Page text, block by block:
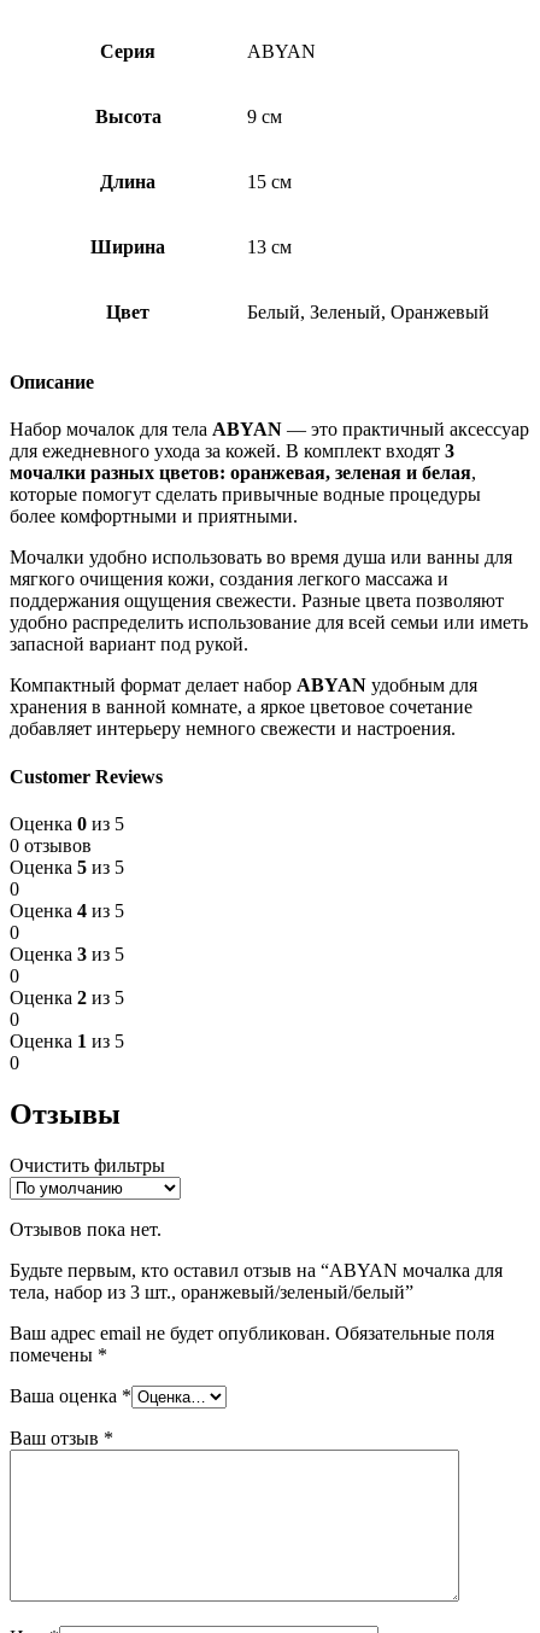
Серия ABYAN
Высота 9 см
Длина 15 см
Ширина 13 см
Цвет Белый, Зеленый, Оранжевый
Описание
Набор мочалок для тела ABYAN — это практичный аксессуар
для ежедневного ухода за кожей. В комплект входят 3
мочалки разных цветов: оранжевая, зеленая и белая,
которые помогут сделать привычные водные процедуры
более комфортными и приятными.
Мочалки удобно использовать во время душа или ванны для
мягкого очищения кожи, создания легкого массажа и
поддержания ощущения свежести. Разные цвета позволяют
удобно распределить использование для всей семьи или иметь
запасной вариант под рукой.
Компактный формат делает набор ABYAN удобным для
хранения в ванной комнате, а яркое цветовое сочетание
добавляет интерьеру немного свежести и настроения.
Customer Reviews
Оценка 0 из 5
0 отзывов
Оценка 5 из 5
0
Оценка 4 из 5
0
Оценка 3 из 5
0
Оценка 2 из 5
0
Оценка 1 из 5
0
Отзывы
Очистить фильтры
Отзывов пока нет.
Будьте первым, кто оставил отзыв на “ABYAN мочалка для
тела, набор из 3 шт., оранжевый/зеленый/белый”
Ваш адрес email не будет опубликован. Обязательные поля
помечены *
Ваша оценка *
Ваш отзыв *